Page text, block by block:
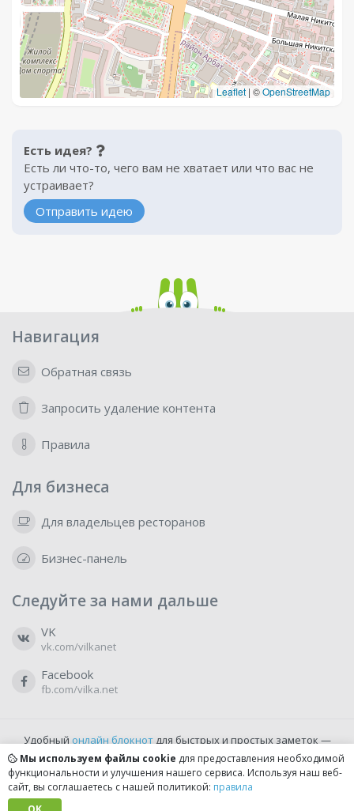
Leaflet | ©OpenStreetMap
Есть идея?
Есть ли что-то, чего вам не хватает или что вас не
устраивает?
Отправить идею
Навигация
Обратная связь
Запросить удаление контента
Правила
Для бизнеса
Для владельцев ресторанов
Бизнес-панель
Следуйте за нами дальше
VK
vk.com/vilkanet
Facebook
fb.com/vilka.net
Удобный онлайн блокнотдля быстрых и простых заметок —
бесплатно и доступно прямо из браузера.
Мы используем файлы cookie для предоставления необходимой
функциональности и улучшения нашего сервиса. Используя наш веб-
сайт, вы соглашаетесь с нашей политикой: правила